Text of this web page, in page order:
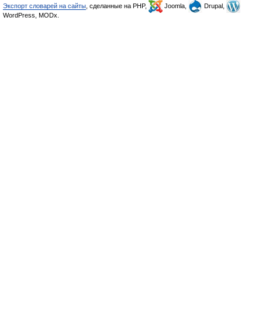
Экспорт словарей на сайты , сделанные на PHP, Joomla,
Drupal,
WordPress, MODx.